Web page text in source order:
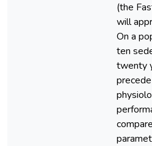
(the
will
On a
ten
twenty